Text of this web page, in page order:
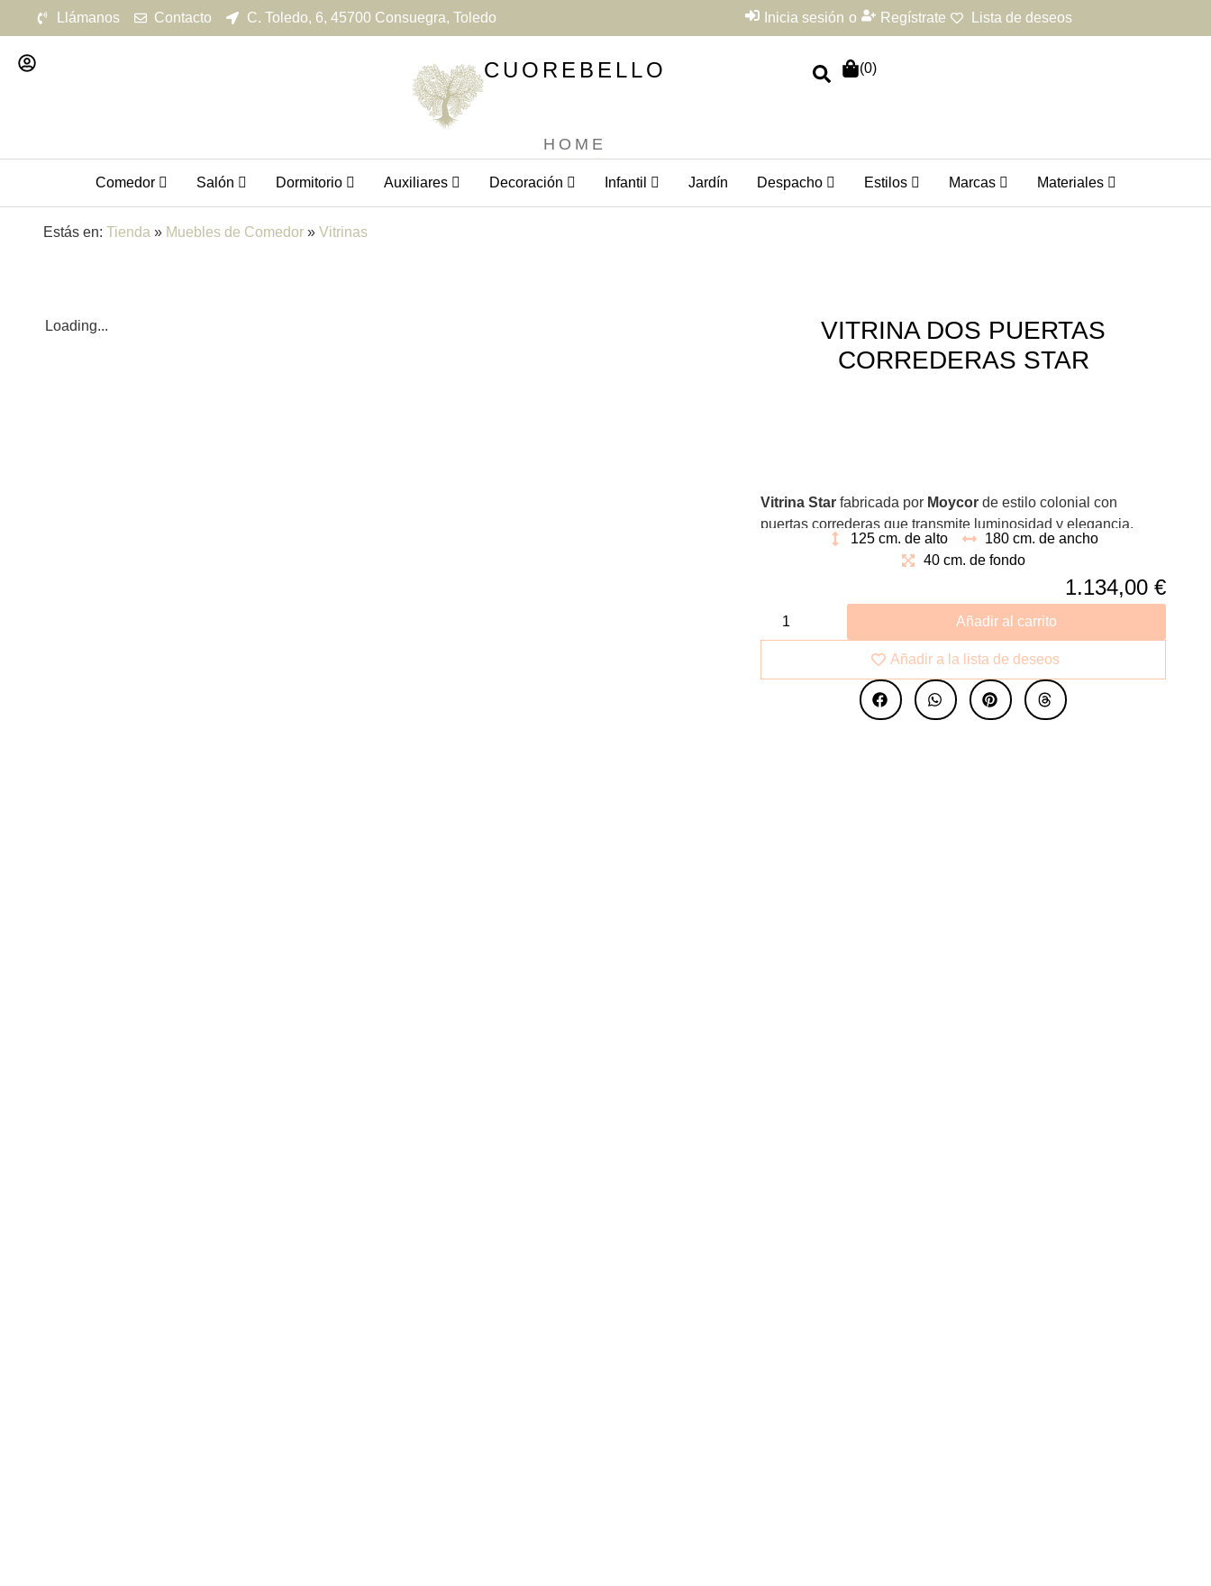
Llámanos Contacto C. Toledo, 6, 45700 Consuegra, Toledo Inicia sesión o Regístrate Lista de deseos
HOME
CUOREBELLO (0)
Comedor Salón Dormitorio Auxiliares Decoración Infantil Jardín Despacho Estilos Marcas Materiales
Estás en: Tienda » Muebles de Comedor » Vitrinas
Loading...
VITRINA DOS PUERTAS
CORREDERAS STAR
Vitrina Star fabricada por Moycor de estilo colonial con
puertas correderas que transmite luminosidad y elegancia.
Gran capacidad de alamacenaje en su interior para conseguir
125 cm. de alto
180 cm. de ancho
40 cm. de fondo
1.134,00 €
Añadir al carrito
Añadir a la lista de deseos